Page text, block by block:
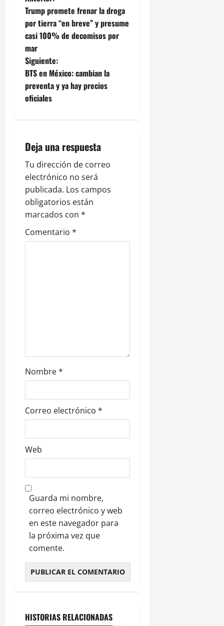
a
v
e
g
a
i
ó
n
d
e
d
a
s
Trump promete frenar la droga
por tierra “en breve” y presume
casi 100% de decomisos por
mar
Siguiente:
BTS en México: cambian la
preventa y ya hay precios
oficiales
Deja una respuesta
Tu dirección de correo
electrónico no será
publicada. Los campos
obligatorios están
marcados con *
Comentario *
Nombre*
Correo electrónico *
Web
Guarda mi nombre,
correo electrónico y web
en este navegador para
la próxima vez que
comente.
HISTORIAS RELACIONADAS